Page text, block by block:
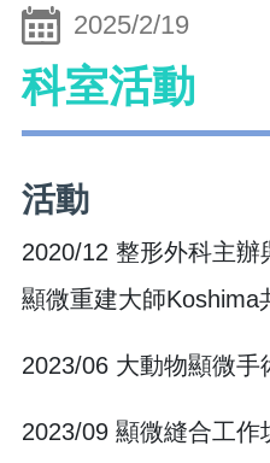
2025/2/19
科室活動
活動
2020/12 整形外科主
顯微重建大師Koshima
2023/06 大動物顯微手
2023/09 顯微縫合工作